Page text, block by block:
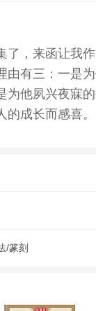
了，来函让我
由有三：一是
为他夙兴夜寐
成长而感喜。
/篆刻